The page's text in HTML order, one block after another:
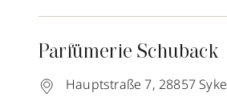
Parfümerie Schuback
Hauptstraße 7, 28857 Syke